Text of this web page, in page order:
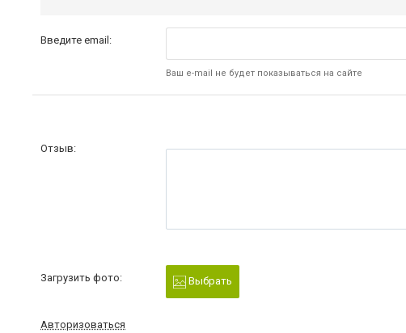
Введите email:
Ваш e-mail не будет показываться на сайте
Отзыв:
Загрузить фото: Выбрать
Авторизоваться